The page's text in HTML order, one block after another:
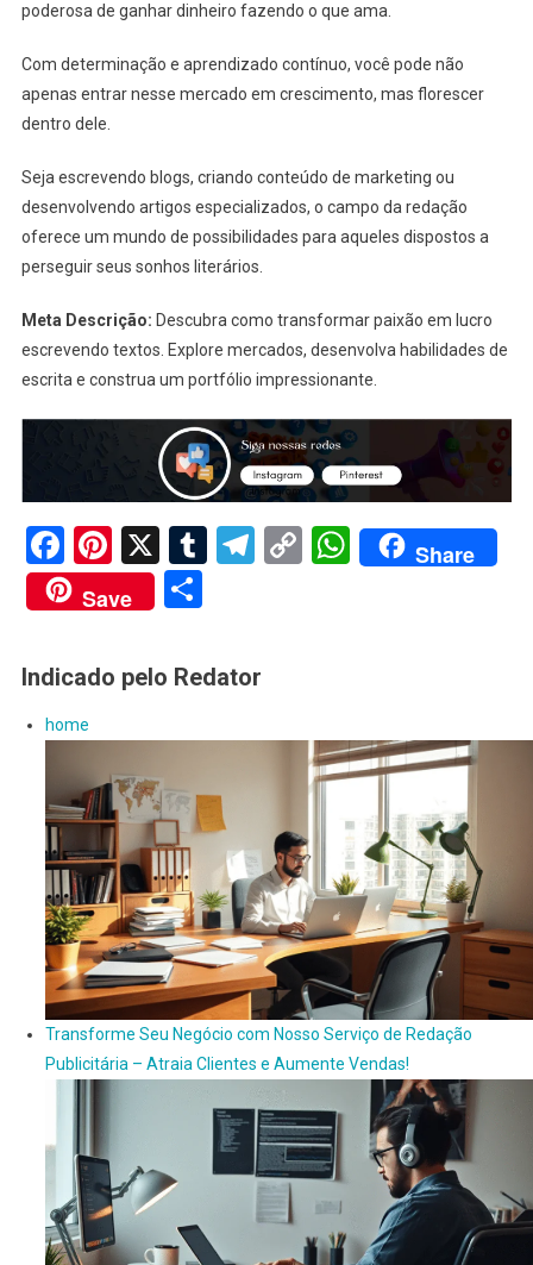
poderosa de ganhar dinheiro fazendo o que ama.
Com determinação e aprendizado contínuo, você pode não
apenas entrar nesse mercado em crescimento, mas florescer
dentro dele.
Seja escrevendo blogs, criando conteúdo de marketing ou
desenvolvendo artigos especializados, o campo da redação
oferece um mundo de possibilidades para aqueles dispostos a
perseguir seus sonhos literários.
Meta Descrição: Descubra como transformar paixão em lucro
escrevendo textos. Explore mercados, desenvolva habilidades de
escrita e construa um portfólio impressionante.
Facebook
Pinterest
X Tumblr
Telegram
CopyWhatsApp
Share
Save
Share
Indicado pelo Redator
home
Transforme Seu Negócio com Nosso Serviço de Redação
Publicitária – Atraia Clientes e Aumente Vendas!